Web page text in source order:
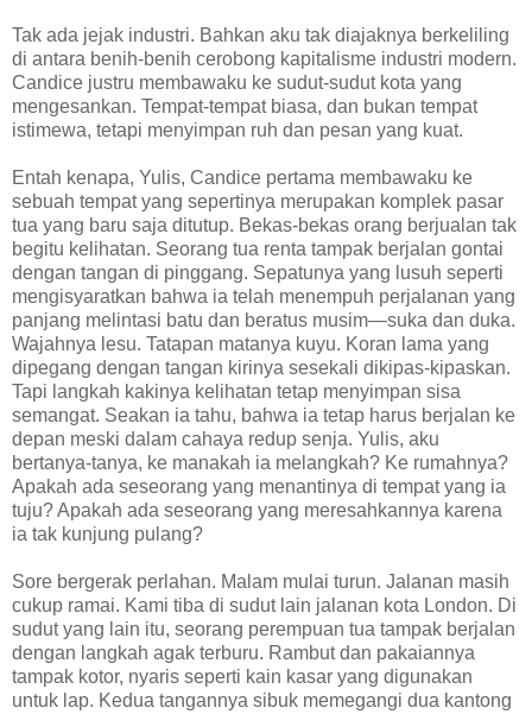
Tak ada jejak industri. Bahkan aku tak diajaknya berkeliling
di antara benih-benih cerobong kapitalisme industri modern.
Candice justru membawaku ke sudut-sudut kota yang
mengesankan. Tempat-tempat biasa, dan bukan tempat
istimewa, tetapi menyimpan ruh dan pesan yang kuat.
Entah kenapa, Yulis, Candice pertama membawaku ke
sebuah tempat yang sepertinya merupakan komplek pasar
tua yang baru saja ditutup. Bekas-bekas orang berjualan tak
begitu kelihatan. Seorang tua renta tampak berjalan gontai
dengan tangan di pinggang. Sepatunya yang lusuh seperti
mengisyaratkan bahwa ia telah menempuh perjalanan yang
panjang melintasi batu dan beratus musim—suka dan duka.
Wajahnya lesu. Tatapan matanya kuyu. Koran lama yang
dipegang dengan tangan kirinya sesekali dikipas-kipaskan.
Tapi langkah kakinya kelihatan tetap menyimpan sisa
semangat. Seakan ia tahu, bahwa ia tetap harus berjalan ke
depan meski dalam cahaya redup senja. Yulis, aku
bertanya-tanya, ke manakah ia melangkah? Ke rumahnya?
Apakah ada seseorang yang menantinya di tempat yang ia
tuju? Apakah ada seseorang yang meresahkannya karena
ia tak kunjung pulang?
Sore bergerak perlahan. Malam mulai turun. Jalanan masih
cukup ramai. Kami tiba di sudut lain jalanan kota London. Di
sudut yang lain itu, seorang perempuan tua tampak berjalan
dengan langkah agak terburu. Rambut dan pakaiannya
tampak kotor, nyaris seperti kain kasar yang digunakan
untuk lap. Kedua tangannya sibuk memegangi dua kantong